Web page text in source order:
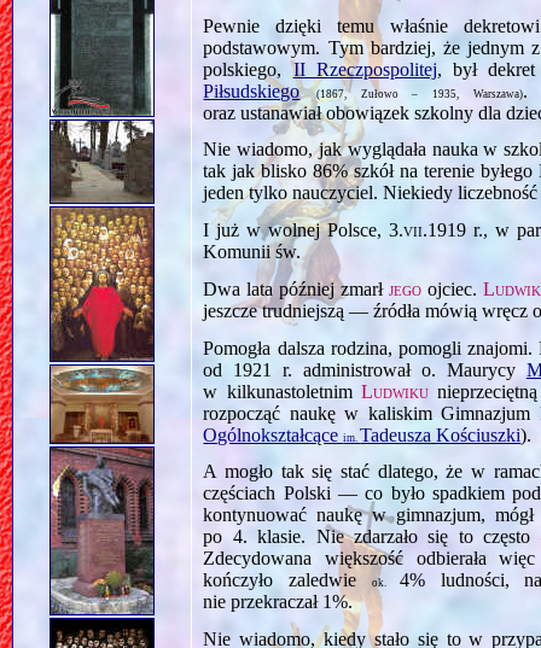
Pewnie dzięki temu właśnie
podstawowym. Tym bardziej, że jednym
polskiego,II Rzeczpospolitej, był
Piłsudskiego
(1867, Zułowo – 1935, Warszawa).
oraz ustanawiał obowiązek szkolny dla
Nie wiadomo, jak wyglądała nauka w
tak jak blisko 86% szkół na terenie
jeden tylko nauczyciel. Niekiedy
I już w wolnej Polsce, 3.vii.1919r., w
Komunii św.
Dwa lata później zmarłjego ojciec. Ludwik
jeszcze trudniejszą — źródła mówią wręcz
Pomogła dalsza rodzina, pomogli
od 1921 r. administrował o. Maurycy
w kilkunastoletnim Ludwiku
rozpocząć naukę w kaliskim
Ogólnokształcąceim. Tadeusza Kościuszki).
A mogło tak się stać dlatego, że w
częściach Polski — co było spadkiem
kontynuować naukę w gimnazjum,
po 4. klasie. Nie zdarzało się to
Zdecydowana większość odbierała
kończyło zaledwie
ok. 4% ludności,
nie przekraczał 1%.
Nie wiadomo, kiedy stało się to w